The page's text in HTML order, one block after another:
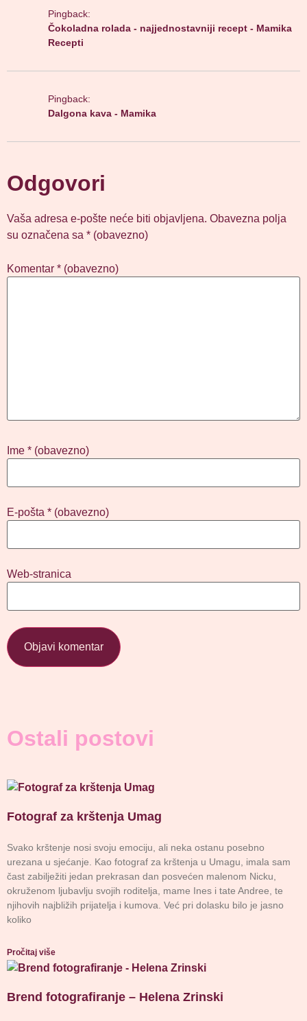
Pingback:
Čokoladna rolada - najjednostavniji recept - Mamika
Recepti
Pingback:
Dalgona kava - Mamika
Odgovori
Vaša adresa e-pošte neće biti objavljena. Obavezna polja
su označena sa * (obavezno)
Komentar * (obavezno)
Ime * (obavezno)
E-pošta * (obavezno)
Web-stranica
Ostali postovi
Fotograf za krštenja Umag
Svako krštenje nosi svoju emociju, ali neka ostanu posebno
urezana u sjećanje. Kao fotograf za krštenja u Umagu, imala sam
čast zabilježiti jedan prekrasan dan posvećen malenom Nicku,
okruženom ljubavlju svojih roditelja, mame Ines i tate Andree, te
njihovih najbližih prijatelja i kumova. Već pri dolasku bilo je jasno
koliko
Pročitaj više
Brend fotografiranje – Helena Zrinski